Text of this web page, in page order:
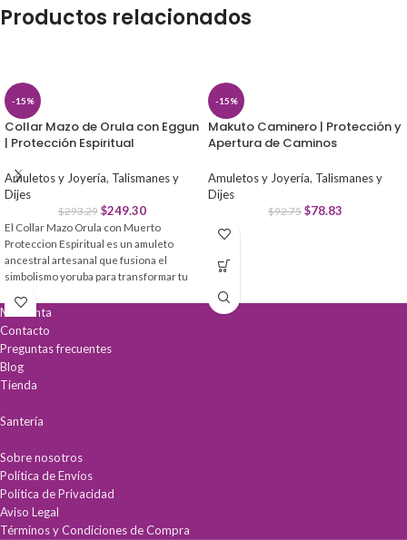
Productos relacionados
-15%
Collar Mazo de Orula con Eggun
| Protección Espiritual
Amuletos y Joyería, Talismanes y
Dijes
$293.29 $249.30
El Collar Mazo Orula con Muerto
Proteccion Espiritual es un amuleto
ancestral artesanal que fusiona el
simbolismo yoruba para transformar tu
calidad, es la pieza clave para quienes
buscan equilibrio y guía divina.
Protección espiritualprofunda contra
energías negativas y obstáculos.
Atrae prosperidad
Conexión ancestral
-15%
Makuto Caminero | Protección y
Apertura de Caminos
Amuletos y Joyería, Talismanes y
Dijes
$92.75 $78.83
Mi cuenta
Contacto
Preguntas frecuentes
Blog
Tienda
Santería
Sobre nosotros
Política de Envíos
Política de Privacidad
Aviso Legal
Términos y Condiciones de Compra